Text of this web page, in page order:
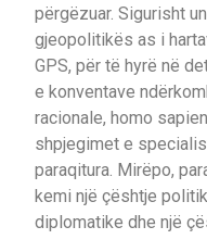
përgëzuar. Sigurisht
gjeopolitikës as i
GPS, për të hyrë në
e konventave
racionale, homo
shpjegimet e
paraqitura. Mirëpo,
kemi një çështje
diplomatike dhe një